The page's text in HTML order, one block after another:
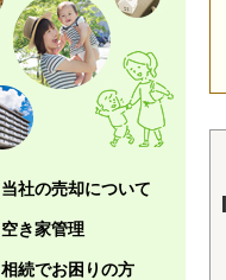
当社の売却について
空き家管理
相続でお困りの方